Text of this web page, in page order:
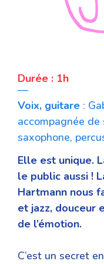
Durée : 1h
—
Voix, guitare :
accompagnée
saxophone,
Elle est unique.
le public aussi !
Hartmann nous
et jazz, douceur
de l’émotion.
C’est un secret